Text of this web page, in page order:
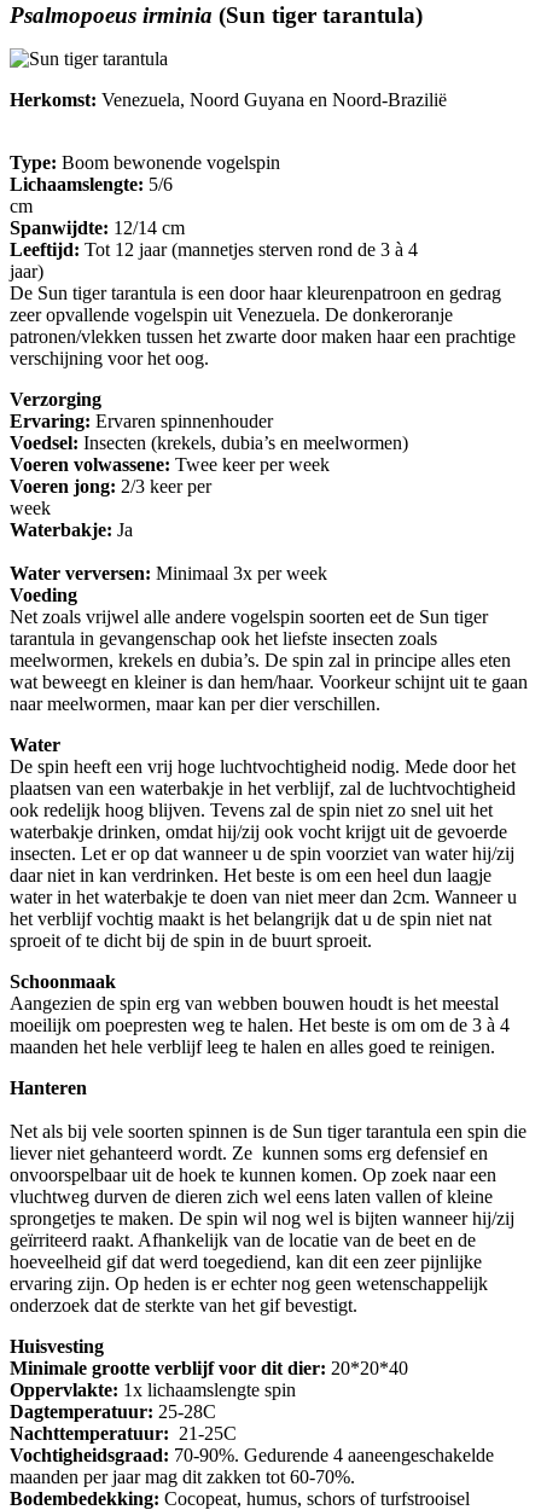
Psalmopoeus irminia (Sun tiger tarantula)
Herkomst: Venezuela, Noord Guyana en Noord-Brazilië
Type: Boom bewonende vogelspin
Lichaamslengte: 5/6
Spanwijdte: 12/14 cm
Leeftijd: Tot 12 jaar (mannetjes sterven rond de 3 à 4
De Sun tiger tarantula is een door haar kleurenpatroon en gedrag
zeer opvallende vogelspin uit Venezuela. De donkeroranje
patronen/vlekken tussen het zwarte door maken haar een prachtige
verschijning voor het oog.
Verzorging
Ervaring: Ervaren spinnenhouder
Voedsel: Insecten (krekels, dubia’s en meelwormen)
Voeren volwassene: Twee keer per week
Voeren jong: 2/3 keer per
Waterbakje: Ja
Water verversen: Minimaal 3x per week
Voeding
Net zoals vrijwel alle andere vogelspin soorten eet de Sun tiger
tarantula in gevangenschap ook het liefste insecten zoals
meelwormen, krekels en dubia’s. De spin zal in principe alles eten
wat beweegt en kleiner is dan hem/haar. Voorkeur schijnt uit te gaan
naar meelwormen, maar kan per dier verschillen.
Water
De spin heeft een vrij hoge luchtvochtigheid nodig. Mede door het
plaatsen van een waterbakje in het verblijf, zal de luchtvochtigheid
ook redelijk hoog blijven. Tevens zal de spin niet zo snel uit het
waterbakje drinken, omdat hij/zij ook vocht krijgt uit de gevoerde
insecten. Let er op dat wanneer u de spin voorziet van water hij/zij
daar niet in kan verdrinken. Het beste is om een heel dun laagje
water in het waterbakje te doen van niet meer dan 2cm. Wanneer u
het verblijf vochtig maakt is het belangrijk dat u de spin niet nat
sproeit of te dicht bij de spin in de buurt sproeit.
Schoonmaak
Aangezien de spin erg van webben bouwen houdt is het meestal
moeilijk om poepresten weg te halen. Het beste is om om de 3 à 4
maanden het hele verblijf leeg te halen en alles goed te reinigen.
Hanteren
Net als bij vele soorten spinnen is de Sun tiger tarantula een spin die
liever niet gehanteerd wordt. Ze kunnen soms erg defensief en
onvoorspelbaar uit de hoek te kunnen komen. Op zoek naar een
vluchtweg durven de dieren zich wel eens laten vallen of kleine
sprongetjes te maken. De spin wil nog wel is bijten wanneer hij/zij
geïrriteerd raakt. Afhankelijk van de locatie van de beet en de
hoeveelheid gif dat werd toegediend, kan dit een zeer pijnlijke
ervaring zijn. Op heden is er echter nog geen wetenschappelijk
onderzoek dat de sterkte van het gif bevestigt.
Huisvesting
Minimale grootte verblijf voor dit dier: 20*20*40
Oppervlakte: 1x lichaamslengte spin
Dagtemperatuur: 25-28C
Nachttemperatuur: 21-25C
Vochtigheidsgraad: 70-90%. Gedurende 4 aaneengeschakelde
maanden per jaar mag dit zakken tot 60-70%.
Bodembedekking: Cocopeat, humus, schors of turfstrooisel